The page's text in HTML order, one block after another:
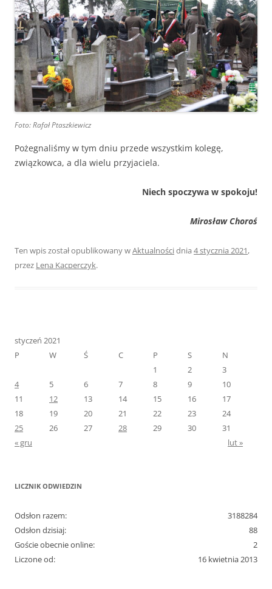
Foto: Rafał Ptaszkiewicz
Pożegnaliśmy w tym dniu przede wszystkim kolegę,
związkowca, a dla wielu przyjaciela.
Niech spoczywa w spokoju!
Mirosław Choroś
Ten wpis został opublikowany wAktualnościdnia 4 stycznia 2021,
przez Lena Kacperczyk.
styczeń 2021
P
W Ś C P S
N
1
2
3
4
5 6 7 8 9
10
11
12 13 14 15 16
17
18
19 20 21 22 23
24
25
26 27 28 29 30
31
« gru
lut »
LICZNIK ODWIEDZIN
3188284
Odsłon razem:
88
Odsłon dzisiaj:
2
Goście obecnie online:
16 kwietnia 2013
Liczone od: